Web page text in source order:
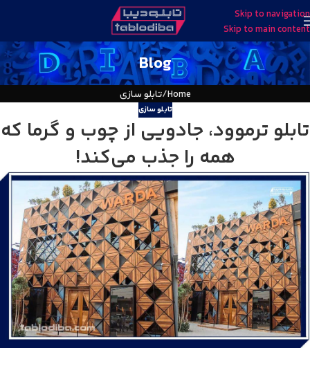
Skip to navigation
Skip to main content
Blog
Home تابلو سازی
تابلو سازی
تابلو ترموود، جادویی از چوب و گرما که
همه را جذب می‌کند!